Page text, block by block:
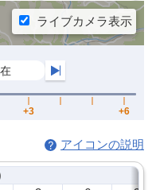
アイコンの説明